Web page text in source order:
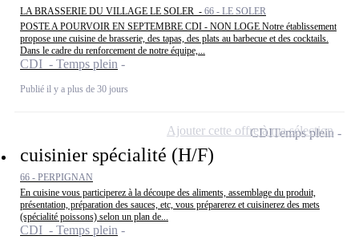
LA BRASSERIE DU VILLAGE LE SOLER - 66 - LE SOLER
POSTE A POURVOIR EN SEPTEMBRE CDI - NON LOGE Notre établissement
propose une cuisine de brasserie, des tapas, des plats au barbecue et des cocktails.
Dans le cadre du renforcement de notre équipe,...
CDI - Temps plein
Publié il y a plus de 30 jours
cuisinier spécialité (H/F)
66 - PERPIGNAN
En cuisine vous participerez à la découpe des aliments, assemblage du produit,
présentation, préparation des sauces, etc, vous préparerez et cuisinerez des mets
(spécialité poissons) selon un plan de...
CDI - Temps plein
CDITemps plein
Ajouter cette offre à ma sélection